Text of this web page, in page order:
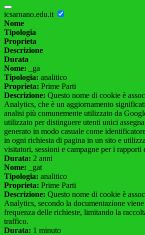
icsarnano.edu.it
Nome
Tipologia
Proprieta
Descrizione
Durata
Nome: _ga
Tipologia: analitico
Proprieta: Prime Parti
Descrizione: Questo nome di cookie è
Analytics, che è un aggiornamento
analisi più comunemente utilizzato da
utilizzato per distinguere utenti unici
generato in modo casuale come
in ogni richiesta di pagina in un sito e
visitatori, sessioni e campagne per i rapporti
Durata: 2 anni
Nome: _gat
Tipologia: analitico
Proprieta: Prime Parti
Descrizione: Questo nome di cookie è
Analytics, secondo la documentazione
frequenza delle richieste, limitando la
traffico.
Durata: 1 minuto